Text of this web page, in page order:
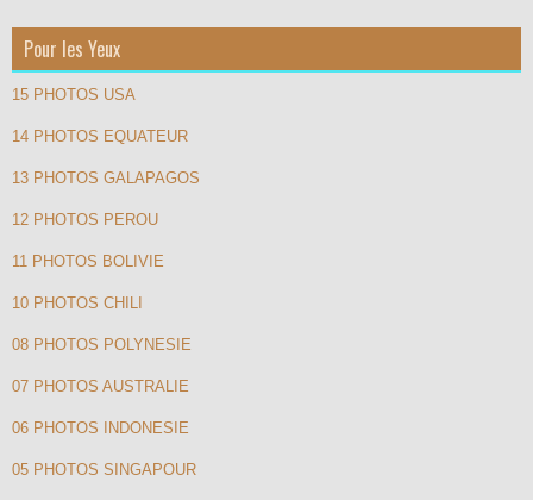
Pour les Yeux
15 PHOTOS USA
14 PHOTOS EQUATEUR
13 PHOTOS GALAPAGOS
12 PHOTOS PEROU
11 PHOTOS BOLIVIE
10 PHOTOS CHILI
08 PHOTOS POLYNESIE
07 PHOTOS AUSTRALIE
06 PHOTOS INDONESIE
05 PHOTOS SINGAPOUR